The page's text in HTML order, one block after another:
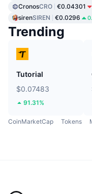
CronosCRO €0.04301
sirenSIREN €0.0296
Trending
Tutorial
$0.07483
91.31%
CoinMarketCap Tokens